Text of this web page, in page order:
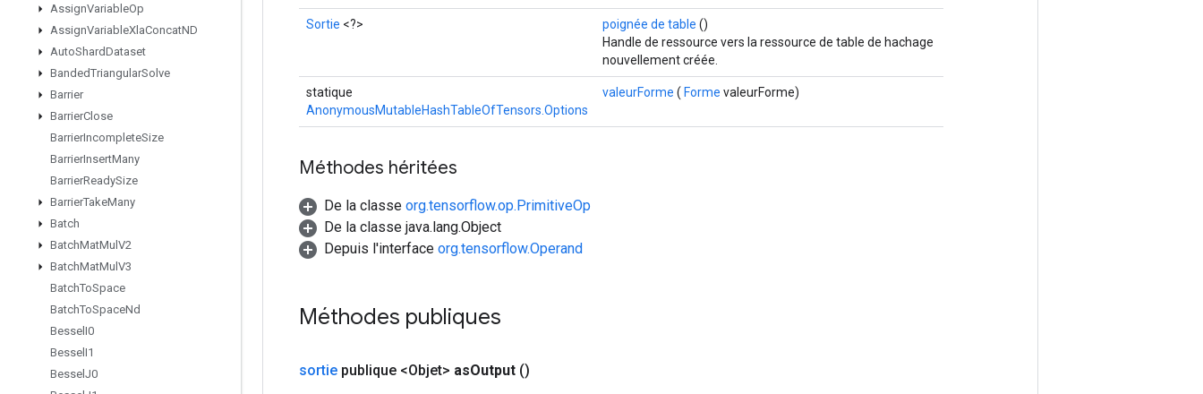
AssignVariableOp
AssignVariableXlaConcatND
AutoShardDataset
BandedTriangularSolve
Barrier
BarrierClose
BarrierIncompleteSize
BarrierInsertMany
BarrierReadySize
BarrierTakeMany
Batch
BatchMatMul V2
BatchMatMul V3
BatchToSpace
BatchToSpaceNd
Bessel I0
Bessel I1
Bessel J0
Sortie <?> poignée de table ()
Handle de ressource vers la ressource de table de hachage
nouvellement créée.
statique
AnonymousMutableHashTableOfTensors.Options
valeurForme ( Forme valeurForme)
Méthodes héritées
De la classe org.tensorflow.op.PrimitiveOp
De la classe java.lang.Object
Depuis l'interface org.tensorflow.Operand
Méthodes publiques
sortie publique <Objet> asOutput ()